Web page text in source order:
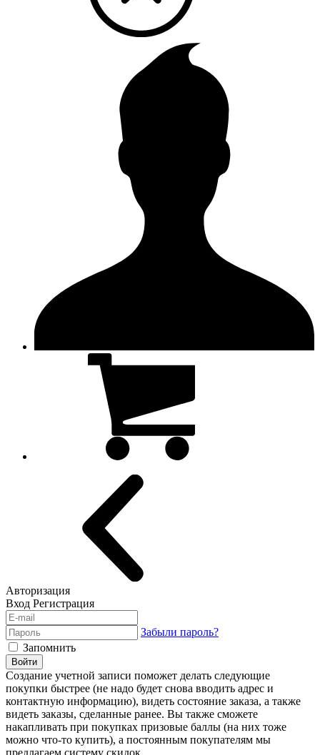
Авторизация
Вход Регистрация
Забыли пароль?
Запомнить
Войти
Создание учетной записи поможет делать следующие
покупки быстрее (не надо будет снова вводить адрес и
контактную информацию), видеть состояние заказа, а также
видеть заказы, сделанные ранее. Вы также сможете
накапливать при покупках призовые баллы (на них тоже
можно что-то купить), а постоянным покупателям мы